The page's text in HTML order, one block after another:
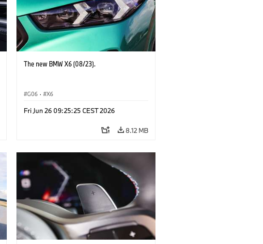
The new BMW X6 (08/23).
G06 · X6
Fri Jun 26 09:25:25 CEST 2026
8.12 MB